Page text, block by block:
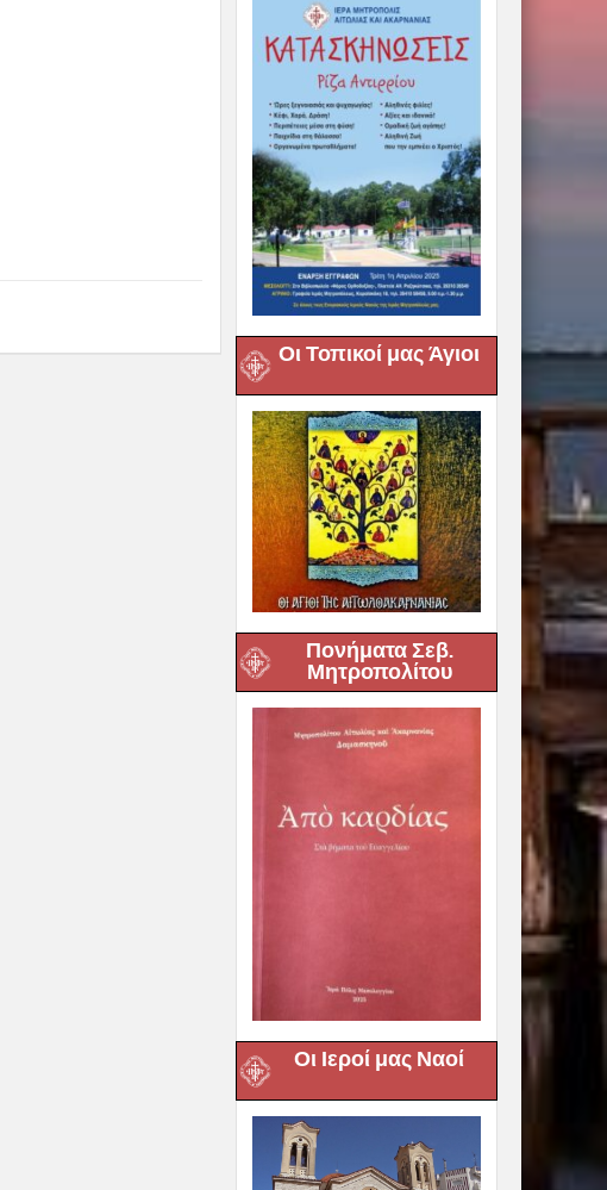
Οι Τοπικοί μας Άγιοι
Πονήματα Σεβ.
Μητροπολίτου
Οι Ιεροί μας Ναοί